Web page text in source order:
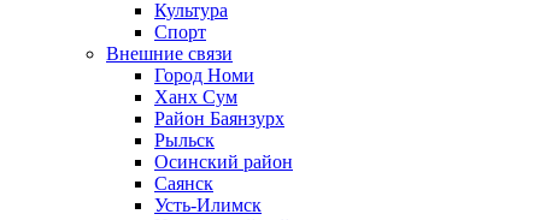
Культура
Спорт
Внешние связи
Город Номи
Ханх Сум
Район Баянзурх
Рыльск
Осинский район
Саянск
Усть-Илимск